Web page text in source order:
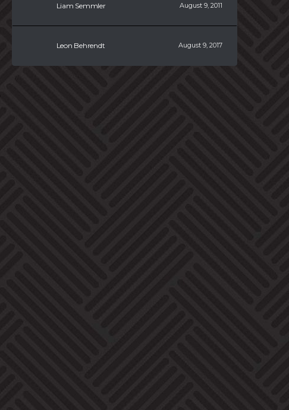
Liam Semmler August 9, 2011
Leon Behrendt August 9, 2017